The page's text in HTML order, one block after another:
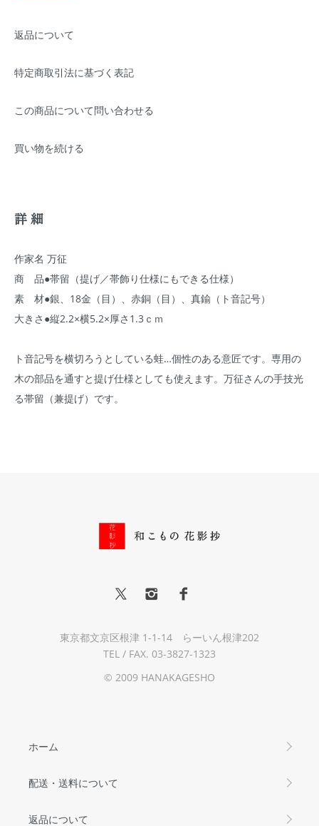
返品について
特定商取引法に基づく表記
この商品について問い合わせる
買い物を続ける
詳細
作家名 万征
商 品●帯留（提げ／帯飾り仕様にもできる仕様）
素 材●銀、18金（目）、赤銅（目）、真鍮（ト音記号）
大きさ●縦2.2×横5.2×厚さ1.3ｃｍ
ト音記号を横切ろうとしている蛙…個性のある意匠です。専用の
木の部品を通すと提げ仕様としても使えます。万征さんの手技光
る帯留（兼提げ）です。
東京都文京区根津 1-1-14 らーいん根津202
TEL / FAX. 03-3827-1323
© 2009 HANAKAGESHO
ホーム
配送・送料について
返品について